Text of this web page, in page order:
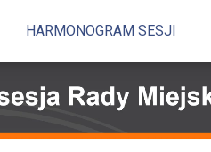
HARMONOGRAM SESJI